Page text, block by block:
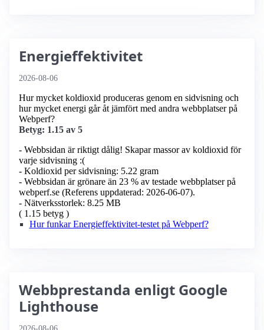
Energieffektivitet
2026-08-06
Hur mycket koldioxid produceras genom en sidvisning och
hur mycket energi går åt jämfört med andra webbplatser på
Webperf?
Betyg: 1.15 av 5
- Webbsidan är riktigt dålig! Skapar massor av koldioxid för
varje sidvisning :(
- Koldioxid per sidvisning: 5.22 gram
- Webbsidan är grönare än 23 % av testade webbplatser på
webperf.se (Referens uppdaterad: 2026-06-07).
- Nätverksstorlek: 8.25 MB
( 1.15 betyg )
Hur funkar Energieffektivitet-testet på Webperf?
Webbprestanda enligt Google
Lighthouse